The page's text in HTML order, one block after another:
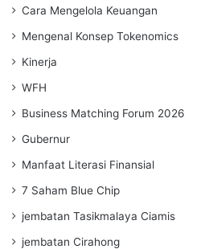
Cara Mengelola Keuangan
Mengenal Konsep Tokenomics
Kinerja
WFH
Business Matching Forum 2026
Gubernur
Manfaat Literasi Finansial
7 Saham Blue Chip
jembatan Tasikmalaya Ciamis
jembatan Cirahong